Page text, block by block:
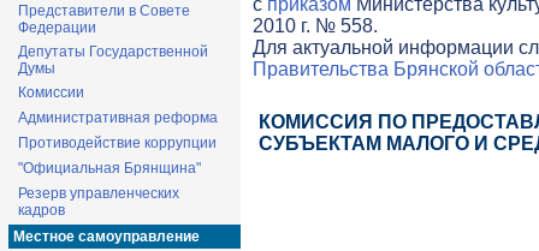
Представители в Совете
Федерации
Депутаты Государственной
Думы
Комиссии
Административная реформа
Противодействие коррупции
"Официальная Брянщина"
Резерв управленческих
кадров
Местное самоуправление
с приказом Министерства
2010 г. № 558.
Для актуальной информации
Правительства Брянской
КОМИССИЯ ПО
СУБЪЕКТАМ МАЛОГО И